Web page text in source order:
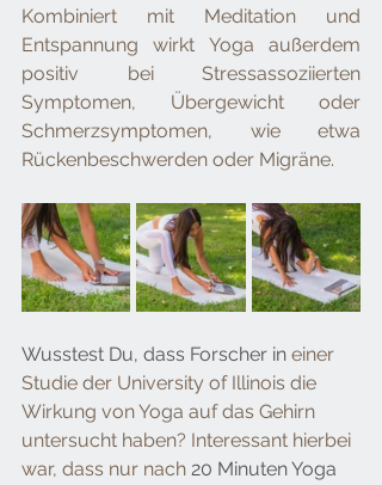
Kombiniert mit Meditation und
Entspannung wirkt Yoga außerdem
positiv bei Stressassoziierten
Symptomen, Übergewicht oder
Schmerzsymptomen, wie etwa
Rückenbeschwerden oder Migräne.
Wusstest Du, dass Forscher in einer
Studie der University of Illinois die
Wirkung von Yoga auf das Gehirn
untersucht haben? Interessant hierbei
war, dass nur nach 20 Minuten Yoga